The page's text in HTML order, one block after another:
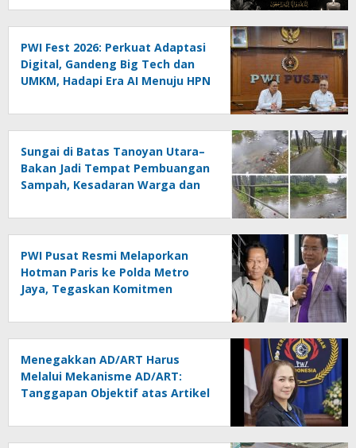
Race Kotamobagu
PWI Fest 2026: Perkuat Adaptasi
Digital, Gandeng Big Tech dan
UMKM, Hadapi Era AI Menuju HPN
Sungai di Batas Tanoyan Utara–
Bakan Jadi Tempat Pembuangan
Sampah, Kesadaran Warga dan
Dipertanyakan
PWI Pusat Resmi Melaporkan
Hotman Paris ke Polda Metro
Jaya, Tegaskan Komitmen
Menegakkan AD/ART Harus
Melalui Mekanisme AD/ART:
Tanggapan Objektif atas Artikel
Konspirasi Melanggar Aturan”